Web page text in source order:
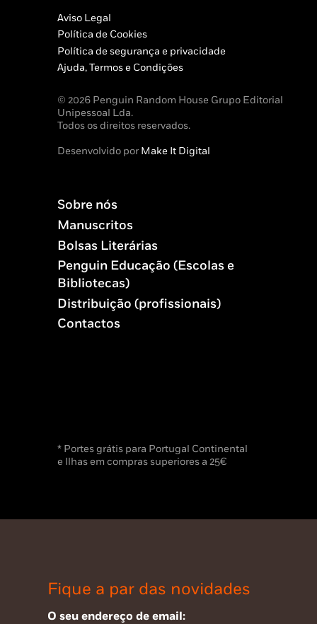
Aviso Legal
Política de Cookies
Política de segurança e privacidade
Ajuda, Termos e Condições
© 2026 Penguin Random House Grupo Editorial
Unipessoal Lda.
Todos os direitos reservados.
Desenvolvido porMake It Digital
Sobre nós
Manuscritos
Bolsas Literárias
Penguin Educação (Escolas e
Bibliotecas)
Distribuição (profissionais)
Contactos
* Portes grátis para Portugal Continental
e Ilhas em compras superiores a 25€
Fique a par das novidades
O seu endereço de email: